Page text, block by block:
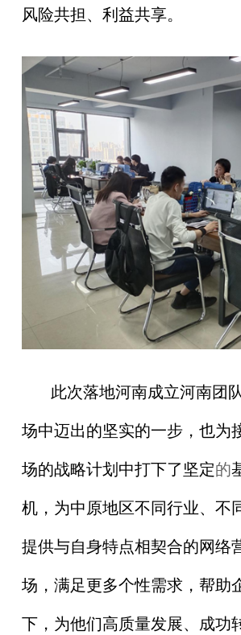
风险共担、利益共享。
此次落地河南成立河南团队
场中迈出的坚实的一步，也为
场的战略计划中打下了坚定的
机，为中原地区不同行业、不
提供与自身特点相契合的网络
场，满足更多个性需求，帮助
下，为他们高质量发展、成功